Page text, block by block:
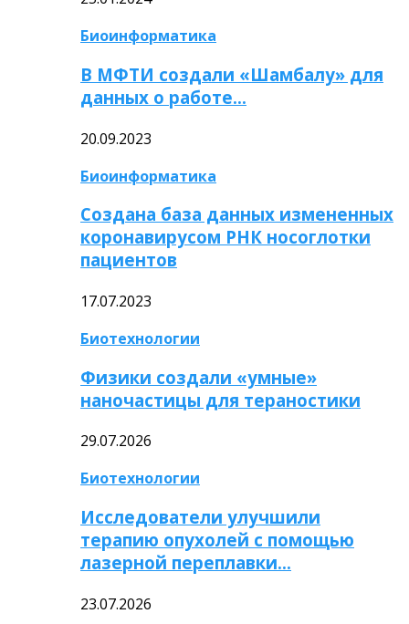
Биоинформатика
В МФТИ создали «Шамбалу» для
данных о работе…
20.09.2023
Биоинформатика
Создана база данных измененных
коронавирусом РНК носоглотки
пациентов
17.07.2023
Биотехнологии
Физики создали «умные»
наночастицы для тераностики
29.07.2026
Биотехнологии
Исследователи улучшили
терапию опухолей с помощью
лазерной переплавки…
23.07.2026